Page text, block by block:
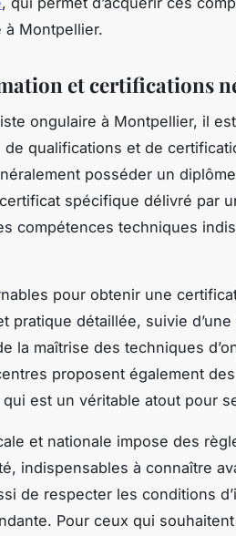
à Montpellier.
et certifications
ongulaire à Montpellier, il
qualifications et de
posséder un
spécifique délivré par
compétences techniques
pour obtenir une
pratique détaillée, suivie
la maîtrise des techniques
proposent également
est un véritable atout pour
et nationale impose des
indispensables à connaître
de respecter les conditions
Pour ceux qui